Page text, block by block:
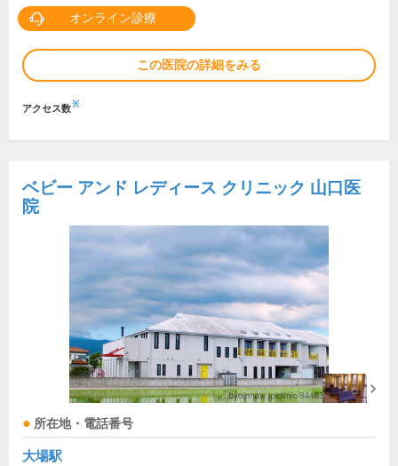
オンライン診療
この医院の詳細をみる
アクセス数※
ベビー アンド レディース クリニック 山口医
院
所在地・電話番号
大場駅